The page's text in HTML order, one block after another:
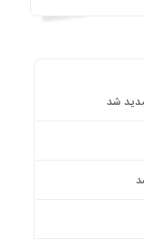
شد